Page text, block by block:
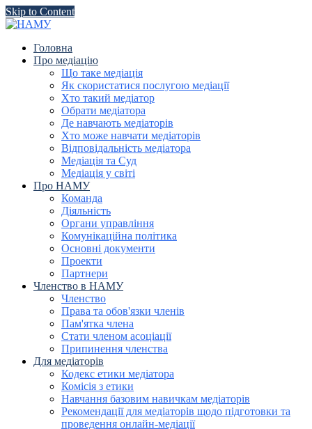
Skip to Content
Головна
Про медіацію
Що таке медіація
Як скористатися послугою медіації
Хто такий медіатор
Обрати медіатора
Де навчають медіаторів
Хто може навчати медіаторів
Відповідальність медіатора
Медіація та Суд
Медіація у світі
Про НАМУ
Команда
Діяльність
Органи управління
Комунікаційна політика
Основні документи
Проекти
Партнери
Членство в НАМУ
Членство
Права та обов'язки членів
Пам'ятка члена
Стати членом асоціації
Припинення членства
Для медіаторів
Кодекс етики медіатора
Комісія з етики
Навчання базовим навичкам медіаторів
Рекомендації для медіаторів щодо підготовки та
проведення онлайн-медіації